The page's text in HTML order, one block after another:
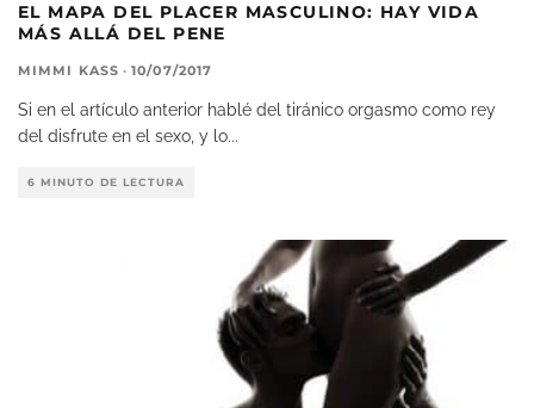
EL MAPA DEL PLACER MASCULINO: HAY VIDA
MÁS ALLÁ DEL PENE
MIMMI KASS · 10/07/2017
Si en el artículo anterior hablé del tiránico orgasmo como rey
del disfrute en el sexo, y lo...
6 MINUTO DE LECTURA